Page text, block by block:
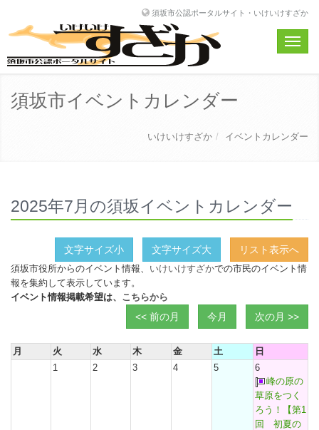
須坂市公認ポータルサイト・いけいけすざか
Toggle
須坂市イベントカレンダー
いけいけすざか イベントカレンダー
2025年7月の須坂イベントカレンダー
文字サイズ小 文字サイズ大 リスト表示へ
須坂市役所からのイベント情報、 いけいけすざかでの市民のイベント情
報を集約して表示しています。
イベント情報掲載希望は、 こちらから
<< 前の月 今月 次の月 >>
月 火 水 木 金 土
日
1
2 3 4 5
6
峰の原の
草原をつく
ろう！【第1
回 初夏の